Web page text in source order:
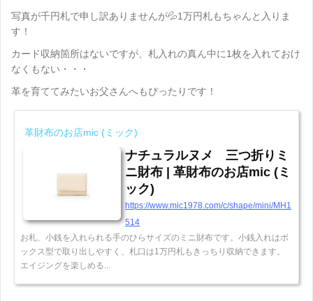
写真が千円札で申し訳ありませんが💦1万円札もちゃんと入りま
す！
カード収納箇所はないですが、札入れの真ん中に1枚を入れておけ
なくもない・・・
革を育ててみたいお父さんへもぴったりです！
革財布のお店mic (ミック)
ナチュラルヌメ 三つ折りミ
ニ財布 | 革財布のお店mic (ミ
ック)
https://www.mic1978.com/c/shape/mini/MH1
514
お札、小銭を入れられる手のひらサイズのミニ財布です。小銭入れはボ
ックス型で取り出しやすく、札口は1万円札もきっちり収納できます。
エイジングを楽しめる...